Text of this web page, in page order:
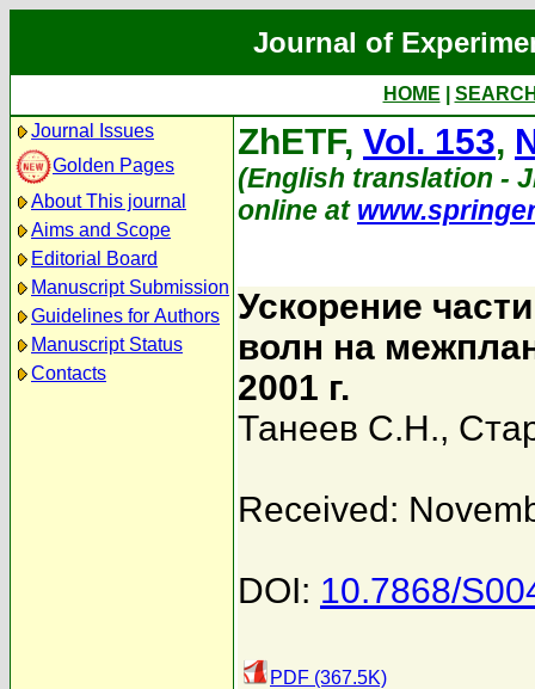
Journal of
HOME
Journal Issues
Golden Pages
About This journal
Aims and Scope
Editorial Board
Manuscript Submission
Guidelines for Authors
Manuscript Status
Contacts
ZhETF, Vol. 153,
(English translation -
online at
Ускорение
волн на
2001 г.
Танеев С.Н.,
Received:
DOI: 10.7868/
PDF (367.5K)